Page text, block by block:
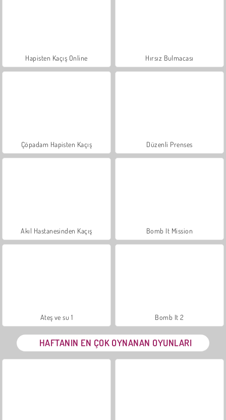
Hapisten Kaçış Online Hırsız Bulmacası
Çöpadam Hapisten Kaçış Düzenli Prenses
Akıl Hastanesinden Kaçış Bomb It Mission
Ateş ve su 1 Bomb It 2
HAFTANIN EN ÇOK OYNANAN OYUNLARI